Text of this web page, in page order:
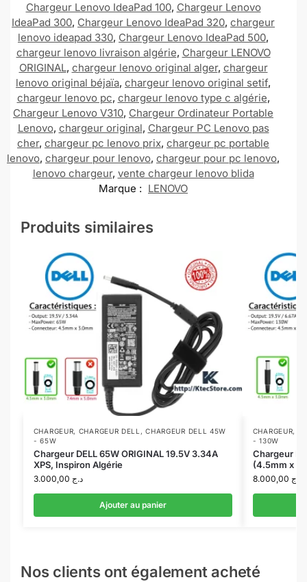
Chargeur Lenovo IdeaPad 100, Chargeur Lenovo
IdeaPad 300, Chargeur Lenovo IdeaPad 320, chargeur
lenovo ideapad 330, Chargeur Lenovo IdeaPad 500,
chargeur lenovo livraison algérie, Chargeur LENOVO
ORIGINAL, chargeur lenovo original alger, chargeur
lenovo original béjaïa, chargeur lenovo original setif,
chargeur lenovo pc, chargeur lenovo type c algérie,
Chargeur Lenovo V310, Chargeur Ordinateur Portable
Lenovo, chargeur original, Chargeur PC Lenovo pas
cher, chargeur pc lenovo prix, chargeur pc portable
lenovo, chargeur pour lenovo, chargeur pour pc lenovo,
lenovo chargeur, vente chargeur lenovo blida
Marque : LENOVO
Produits similaires
CHARGEUR, CHARGEUR DELL ,CHARGEUR DELL 45W
- 65W
Chargeur DELL 65W ORIGINAL 19.5V 3.34A
XPS, Inspiron Algérie
د.ج
Ajouter au panier
CHARGEUR,
- 130W
Chargeur
(4.5mm x
د.ج
Nos clients ont également acheté